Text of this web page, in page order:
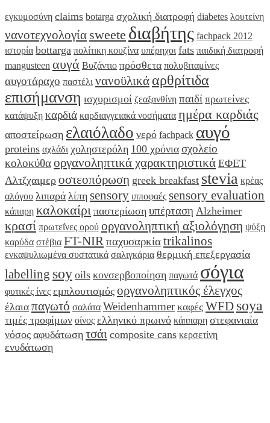
εγκυμοσύνη claims botarga σχολική διατροφή diabetes λουτείνη
νανοτεχνολογία sweete διαβήτης fachpack 2012
ιστορία bottarga πολίτικη κουζίνα υπέρηχοι fats παιδική διατροφή
mangusteen αυγά Βυζάντιο πρόσθετα πολυβιταμίνες
αυγοτάραχο παστέλι νανοϋλικά αρθρίτιδα
επισήμανση ισχυρισμοί ζεαξανθίνη παιδί πρωτείνες
κατάψυξη καρδιά καρδιαγγειακά νοσήματα ημέρα καρδιάς
αποστείρωση ελαιόλαδο νερό fachpack αυγό
proteins αχλάδι χοληστερόλη 100 χρόνια σχολείο
κολοκύθαοργανοληπτικά χαρακτηριστικά ΕΦΕΤ
Αλτζχαιμερ οστεοπόρωση greek breakfast stevia κρέας
αλόγου λιπαρά λίπη sensory ιπποφαές sensory evaluation
κάπαρη καλοκαίρι παστερίωση υπέρταση Alzheimer
κρασί πρωτεΐνες ορού οργανοληπτική αξιολόγηση ψύξη
καρύδα στέβια FT-NIR παχυσαρκίαtrikalinos
ενκαψυλιωμένα συστατικά σαλιγκάρια θερμική επεξεργασία
labelling soy oils κονσερβοποίηση παγωτά σόγια
φυτικές ίνες εμπλουτισμός οργανοληπτικός έλεγχος
έλαια παγωτό σαλάτα Weidenhammer καφές WFD soya
τιμές τροφίμων οίνος ελληνικό πρωινό κάππαρη στεφανιαία
νόσος αφυδάτωση τσάι composite cans κερσετίνη
ενυδάτωση